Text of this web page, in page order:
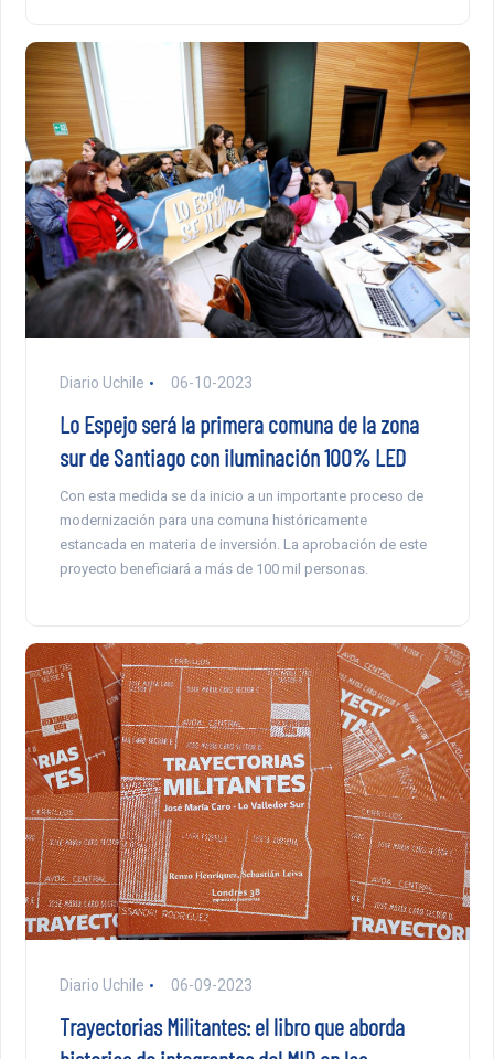
Diario Uchile 06-10-2023
Lo Espejo será la primera comuna de la zona
sur de Santiago con iluminación 100% LED
Con esta medida se da inicio a un importante proceso de
modernización para una comuna históricamente
estancada en materia de inversión. La aprobación de este
proyecto beneficiará a más de 100 mil personas.
Diario Uchile 06-09-2023
Trayectorias Militantes: el libro que aborda